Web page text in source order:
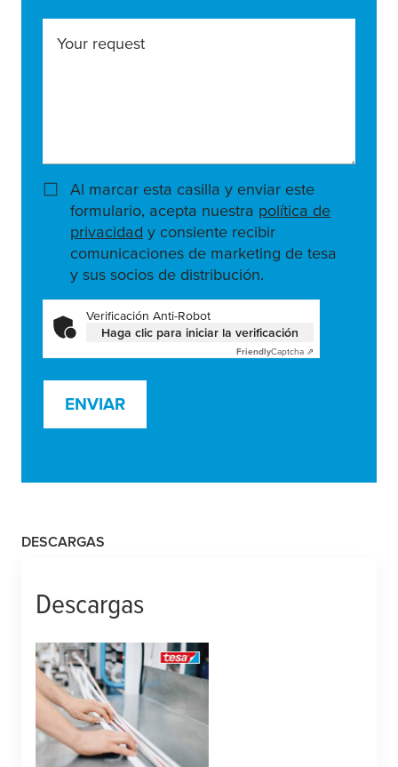
Your request
Al marcar esta casilla y enviar este
formulario, acepta nuestra política de
privacidad y consiente recibir
comunicaciones de marketing de tesa
y sus socios de distribución.
Verificación Anti-Robot
Haga clic para iniciar la verificación
FriendlyCaptcha ⇗
ENVIAR
DESCARGAS
Descargas